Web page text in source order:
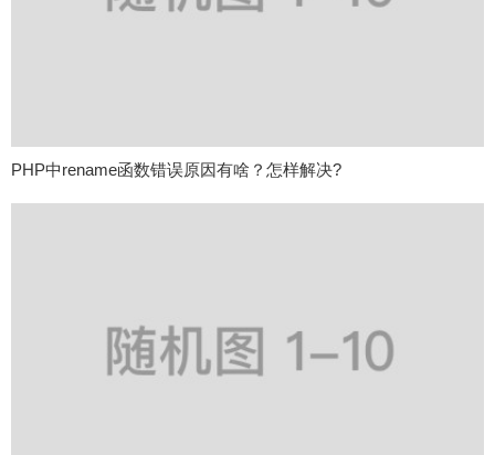
PHP中rename函数错误原因有啥？怎样解决?